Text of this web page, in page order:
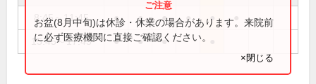
8:45～11:45 ● ● ● ● ●
15:45～17:45 ● ● ●
お盆(8月中旬)は休診・休業の場合があります。来院前
に必ず医療機関に直接ご確認ください。
×閉じる